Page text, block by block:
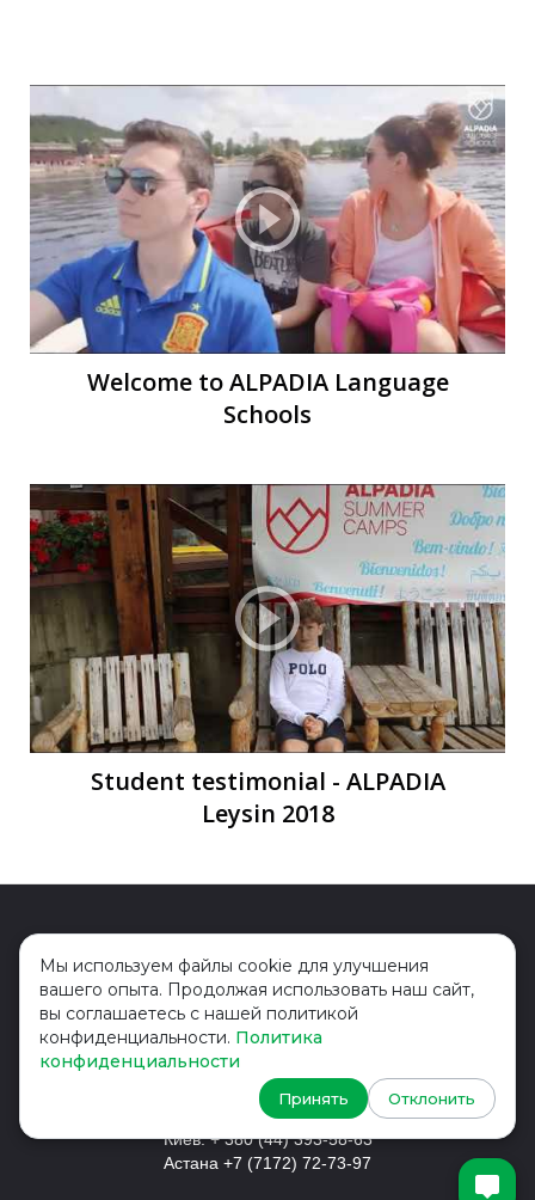
И
Д
Welcome to ALPADIA Language
Schools
Student testimonial - ALPADIA
Leysin 2018
Головной офис - Лондон
2037
Россия: 8 (800) 775-19-23
Киев: + 380 (44) 393-58-63
Астана +7 (7172) 72-73-97
Мы используем файлы cookie для улучшения
вашего опыта. Продолжая использовать наш сайт,
вы соглашаетесь с нашей политикой
конфиденциальности. Политика
конфиденциальности
Принять Отклонить